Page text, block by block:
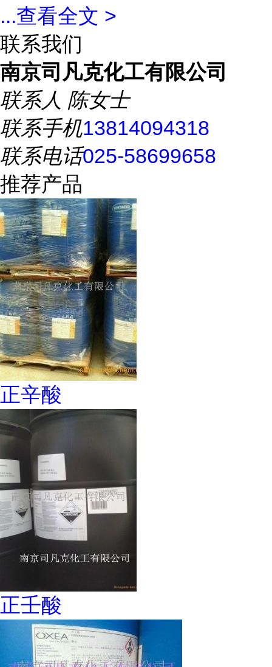
...查看全文 >
联系我们
南京司凡克化工有限公司
联系人 陈女士
联系手机13814094318
联系电话025-58699658
推荐产品
正辛酸
正壬酸